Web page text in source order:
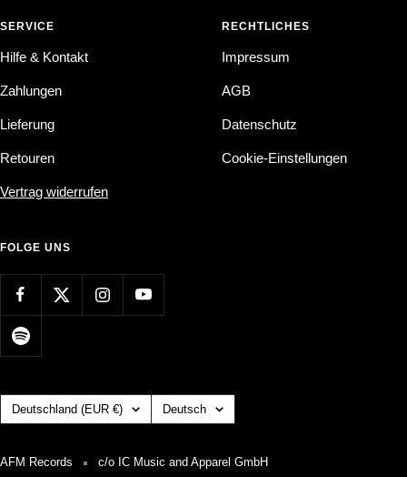
SERVICE
Hilfe & Kontakt
Zahlungen
Lieferung
Retouren
Vertrag widerrufen
RECHTLICHES
Impressum
AGB
Datenschutz
Cookie-Einstellungen
FOLGE UNS
Land/Region Deutschland (EUR €) Sprache
Deutsch
AFM Records c/o IC Music and Apparel GmbH